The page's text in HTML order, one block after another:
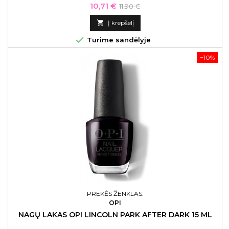
Kaina
10,71 € Bazinė
kaina
11,90 €
 Į krepšelį
 Turime sandėlyje
−10%
PREKĖS ŽENKLAS:
OPI
NAGŲ LAKAS OPI LINCOLN PARK AFTER DARK 15 ML